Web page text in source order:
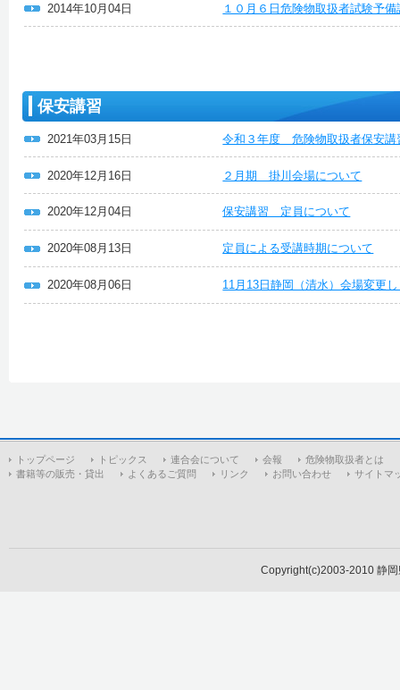
2014年10月04日 １０月６日危険物取扱者試験予
保安講習
2021年03月15日 令和３年度 危険物取扱者保安講
2020年12月16日 ２月期 掛川会場について
2020年12月04日 保安講習 定員について
2020年08月13日 定員による受講時期について
2020年08月06日 11月13日静岡（清水）会場変更
トップページ トピックス 連合会について 会報
危険物取扱者とは
書籍等の販売・貸出
よくあるご質問 リンク お問い合わせ サイトマ
Copyright(c)2003-2010 静